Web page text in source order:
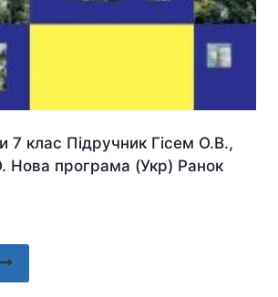
7 клас Підручник Гісем О.В.,
Нова програма (Укр) Ранок